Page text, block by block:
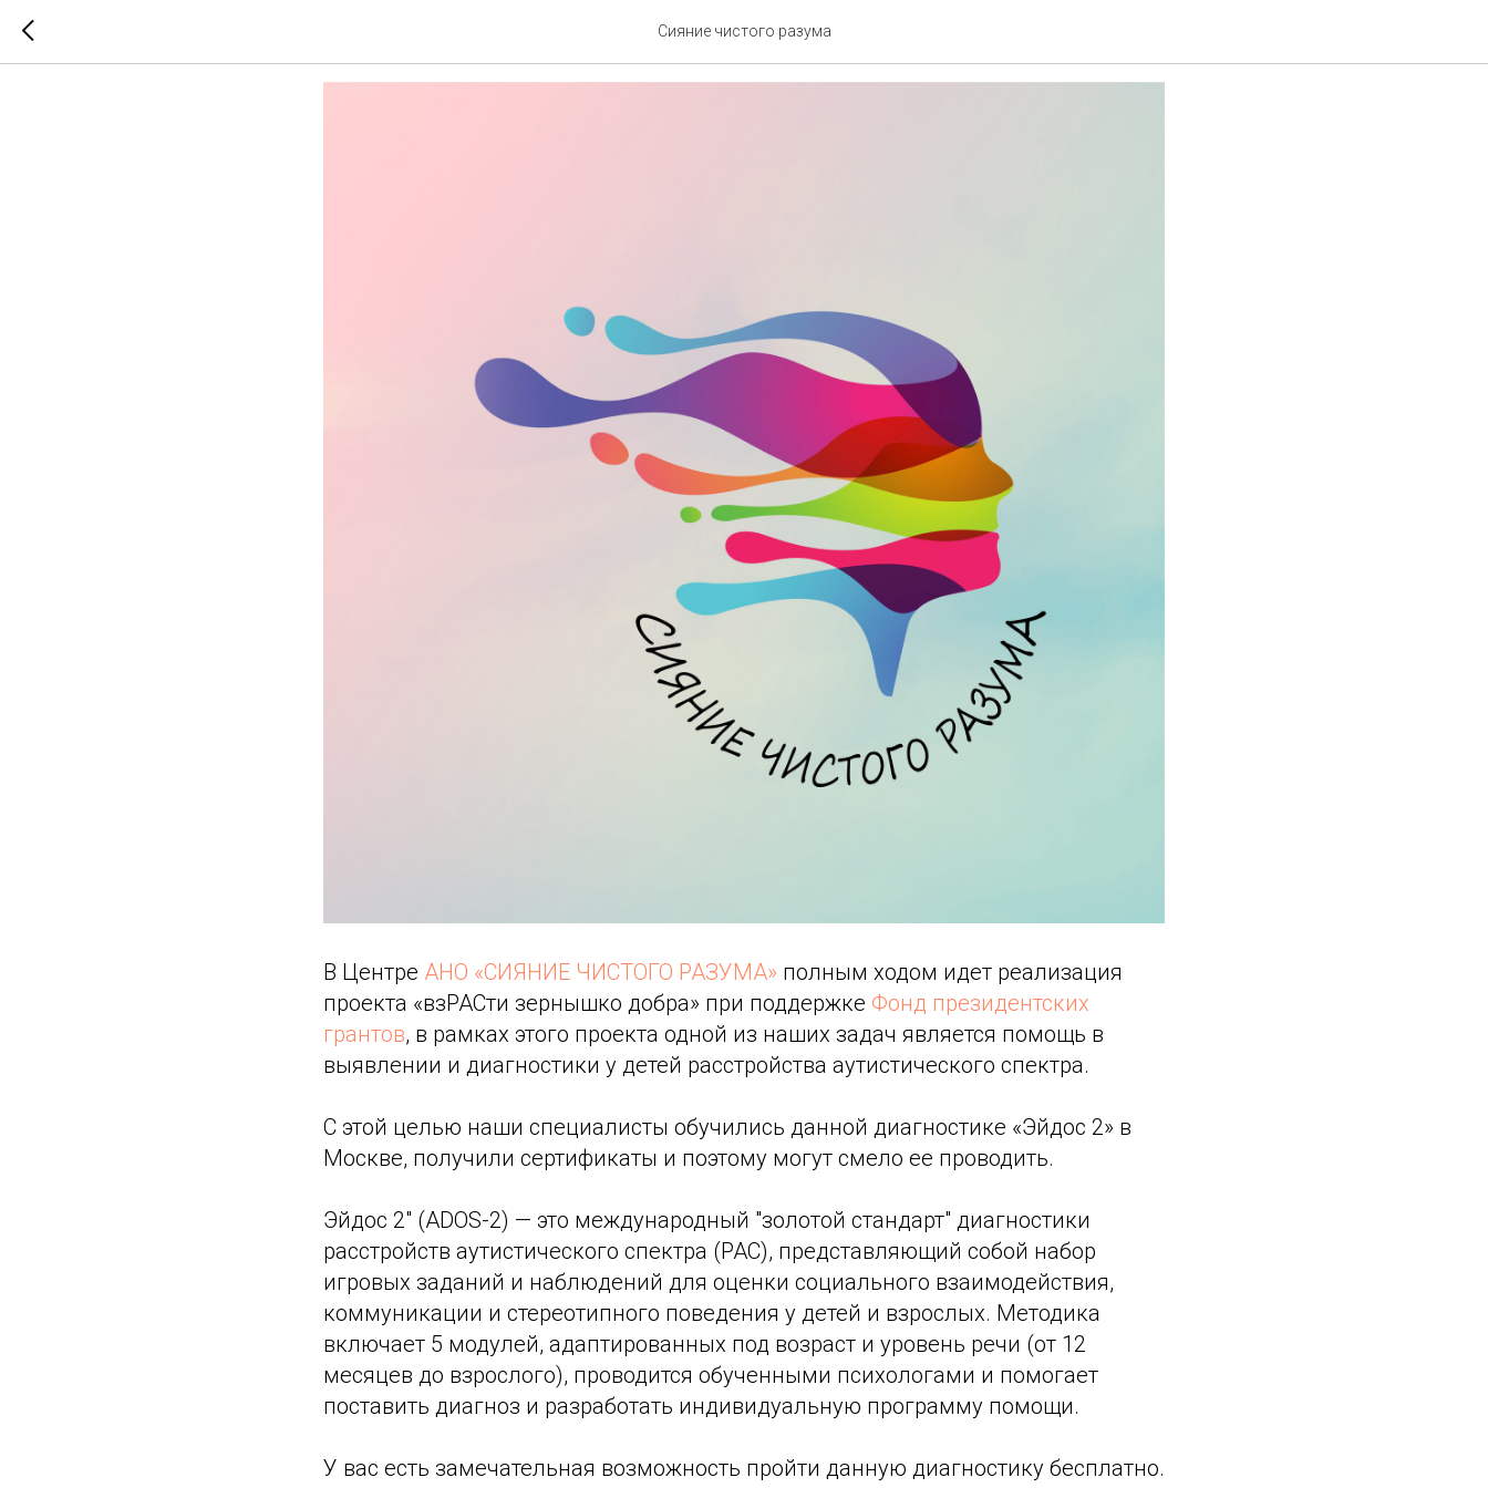
Сияние чистого разума
В центре полным ходом
В Центре АНО «СИЯНИЕ ЧИСТОГО РАЗУМА» полным ходом идет реализация
проекта «взРАСти зернышко добра» при поддержке Фонд президентских
грантов, в рамках этого проекта одной из наших задач является помощь в
выявлении и диагностики у детей расстройства аутистического спектра.
С этой целью наши специалисты обучились данной диагностике «Эйдос 2» в
Москве, получили сертификаты и поэтому могут смело ее проводить.
Эйдос 2" (ADOS-2) — это международный "золотой стандарт" диагностики
расстройств аутистического спектра (РАС), представляющий собой набор
игровых заданий и наблюдений для оценки социального взаимодействия,
коммуникации и стереотипного поведения у детей и взрослых. Методика
включает 5 модулей, адаптированных под возраст и уровень речи (от 12
месяцев до взрослого), проводится обученными психологами и помогает
поставить диагноз и разработать индивидуальную программу помощи.
У вас есть замечательная возможность пройти данную диагностику бесплатно.